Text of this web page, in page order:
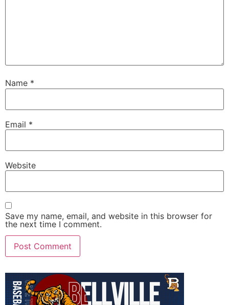
Name *
Email *
Website
Save my name, email, and website in this browser for
the next time I comment.